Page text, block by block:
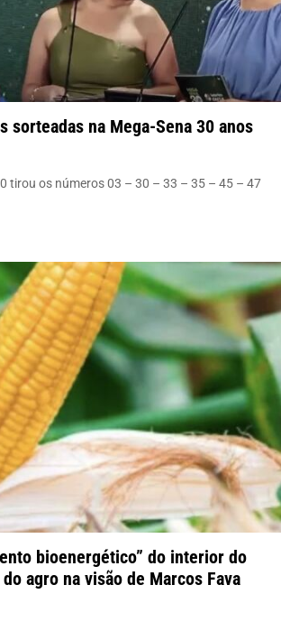
sorteadas na Mega-Sena 30 anos
tirou os números 03 – 30 – 33 – 35 – 45 – 47
bioenergético” do interior do
agro na visão de Marcos Fava